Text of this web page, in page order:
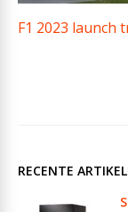
F1 2023 launch
RECENTE